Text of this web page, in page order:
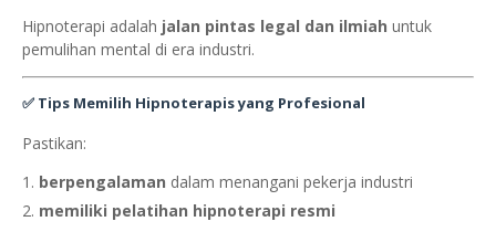
Hipnoterapi adalah jalan pintas legal dan ilmiah untuk
pemulihan mental di era industri.
✅ Tips Memilih Hipnoterapis yang Profesional
Pastikan:
berpengalaman dalam menangani pekerja industri
memiliki pelatihan hipnoterapi resmi